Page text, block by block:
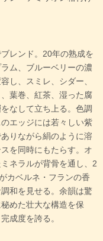
レンド。20年の熟成を
ム、ブルーベリーの濃
し、スミレ、シダー、
葉巻、紅茶、湿った腐
なして立ち上る。色調
エッジには若々しい紫
りながら絹のように溶
を同時にもたらす。オ
ネラルが背骨を通し、2
カベルネ・フランの香
和を見せる。余韻は驚
めた壮大な構造を保
成度を誇る。